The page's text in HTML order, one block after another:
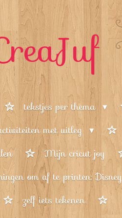
tekstjes per thema
met uitleg
Mijn cricut joy
om af te printen: Disney
zelf iets tekenen